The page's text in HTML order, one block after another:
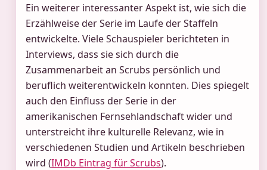
Ein weiterer interessanter Aspekt ist, wie sich die
Erzählweise der Serie im Laufe der Staffeln
entwickelte. Viele Schauspieler berichteten in
Interviews, dass sie sich durch die
Zusammenarbeit an Scrubs persönlich und
beruflich weiterentwickeln konnten. Dies spiegelt
auch den Einfluss der Serie in der
amerikanischen Fernsehlandschaft wider und
unterstreicht ihre kulturelle Relevanz, wie in
verschiedenen Studien und Artikeln beschrieben
wird (IMDb Eintrag für Scrubs).